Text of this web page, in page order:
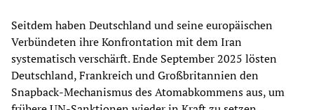
Seitdem haben Deutschland und seine europäischen
Verbündeten ihre Konfrontation mit dem Iran
systematisch verschärft. Ende September 2025 lösten
Deutschland, Frankreich und Großbritannien den
Snapback-Mechanismus des Atomabkommens aus, um